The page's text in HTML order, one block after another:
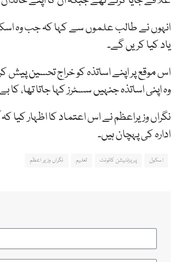
انہوں نے طالب علموں سے کہا کہ جب وہ
یاد کیا کریں گے۔
اس موقع پر اپنے اساتذہ کو خراج تحسین
وہ اپنی اساتذہ جنہیں سسٹرز کہا جاتا تھا، کا
نگراں وزیراعظم نے اس اعتماد کا اظہار کیا
ادارہ کی پہچان ہیں۔
اسکول پریزنٹیشن کانونٹ تعلیم نگراں وزیر اعظم